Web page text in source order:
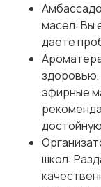
масел: Вы
даете
здоровью,
эфирные
школ: